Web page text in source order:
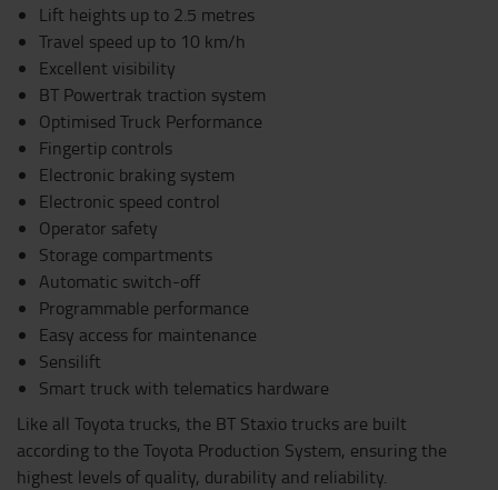
Lift heights up to 2.5 metres
Travel speed up to 10 km/h
Excellent visibility
BT Powertrak traction system
Optimised Truck Performance
Fingertip controls
Electronic braking system
Electronic speed control
Operator safety
Storage compartments
Automatic switch-off
Programmable performance
Easy access for maintenance
Sensilift
Smart truck with telematics hardware
Like all Toyota trucks, the BT Staxio trucks are built
according to the Toyota Production System, ensuring the
highest levels of quality, durability and reliability.